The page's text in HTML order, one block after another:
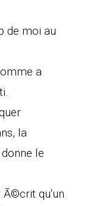
de moi au
a
la
le
Ã©crit qu'un